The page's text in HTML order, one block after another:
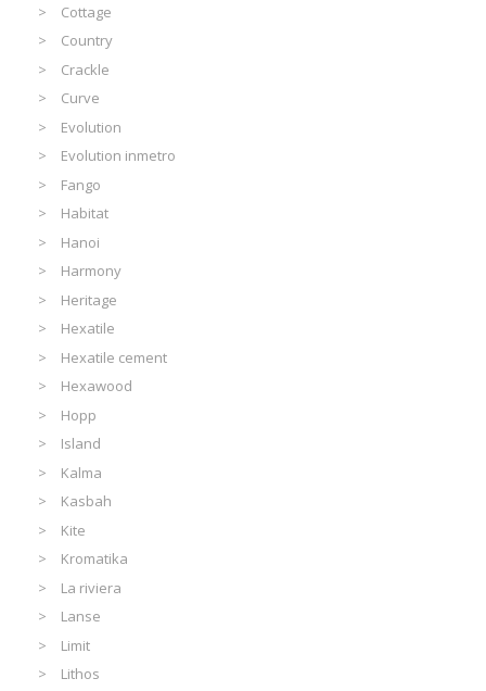
Cottage
Country
Crackle
Curve
Evolution
Evolution inmetro
Fango
Habitat
Hanoi
Harmony
Heritage
Hexatile
Hexatile cement
Hexawood
Hopp
Island
Kalma
Kasbah
Kite
Kromatika
La riviera
Lanse
Limit
Lithos